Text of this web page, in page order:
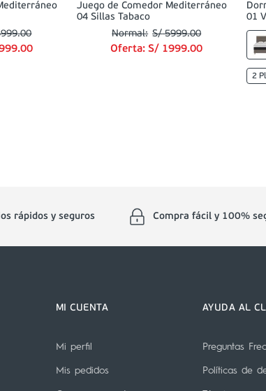
.00
.00
Juego de Comedor Mediterráneo
04 Sillas Tabaco
S/ 5999.00
Oferta:S/ 1999.00
01
2
rápidos y seguros Compra fácil y 100%
MI CUENTA
Mi perfil
Mis pedidos
AYUDA AL
Preguntas
Políticas de